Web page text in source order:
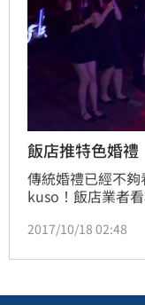
飯店推特色婚
傳統婚禮已經不
kuso！飯店業者
主題。
2017/10/18 02:48